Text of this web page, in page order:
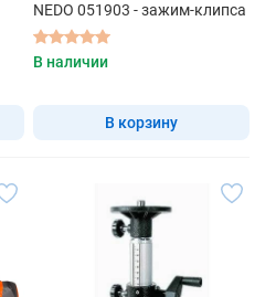
NEDO 051903 - зажим-клипса
В наличии
В корзину